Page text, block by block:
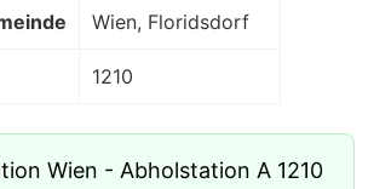
Wien, Floridsdorf
1210
Wien - Abholstation A 1210